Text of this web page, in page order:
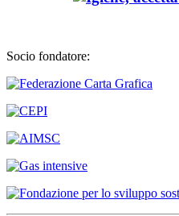
Socio fondatore: